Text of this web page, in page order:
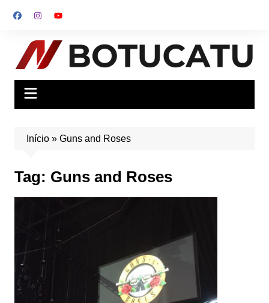
para
conteúdo
Início» Guns and Roses
Tag: Guns and Roses